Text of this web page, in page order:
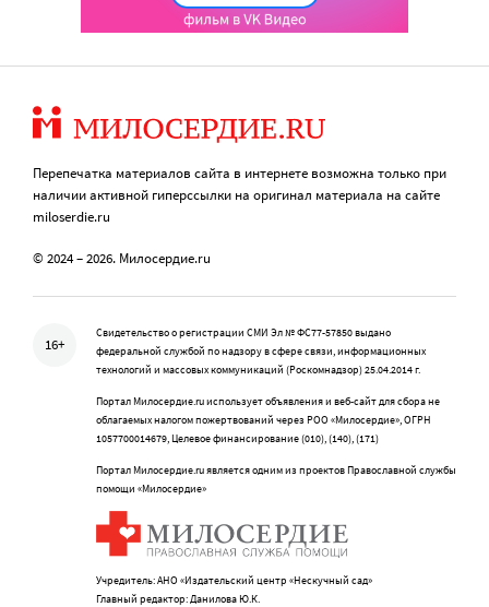
Перепечатка материалов сайта в интернете возможна только при
наличии активной гиперссылки на оригинал материала на сайте
miloserdie.ru
© 2024 – 2026. Милосердие.ru
16+
Свидетельство о регистрации СМИ Эл № ФС77-57850 выдано
федеральной службой по надзору в сфере связи, информационных
технологий и массовых коммуникаций (Роскомнадзор) 25.04.2014 г.
Портал Милосердие.ru использует объявления и веб-сайт для сбора не
облагаемых налогом пожертвований через РОО «Милосердие», ОГРН
1057700014679, Целевое финансирование (010), (140), (171)
Портал Милосердие.ru является одним из проектов Православной службы
помощи «Милосердие»
Учредитель: АНО «Издательский центр «Нескучный сад»
Главный редактор: Данилова Ю.К.